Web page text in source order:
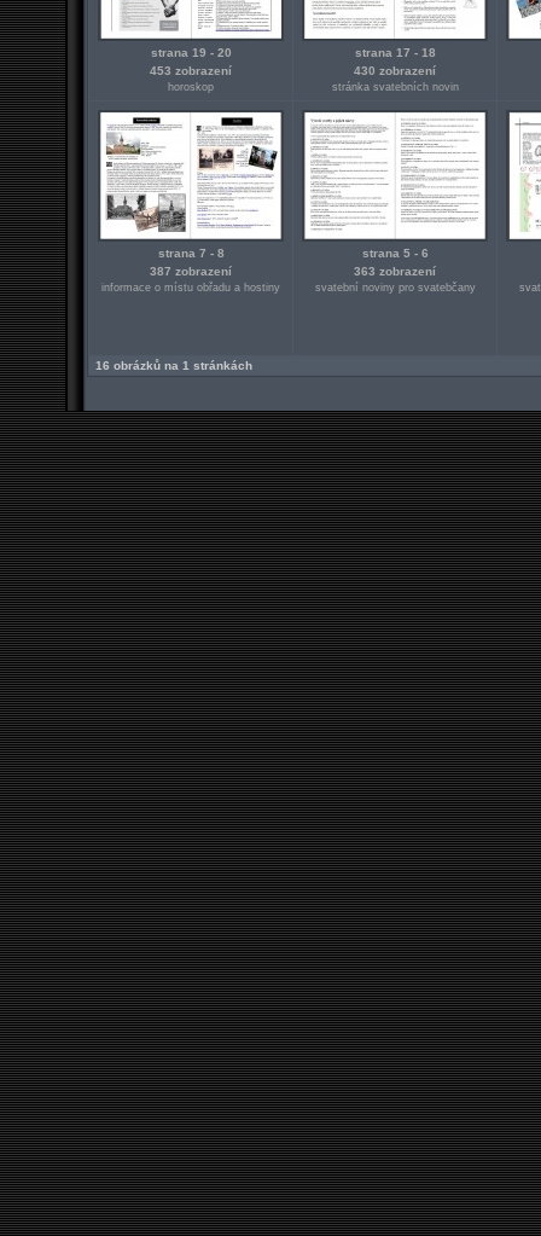
strana 19 - 20
453 zobrazení
horoskop
strana 17 - 18
430 zobrazení
stránka svatebních novin
strana 7 - 8
387 zobrazení
informace o místu obřadu a hostiny
strana 5 - 6
363 zobrazení
svatební noviny pro svatebčany
16 obrázků na 1 stránkách